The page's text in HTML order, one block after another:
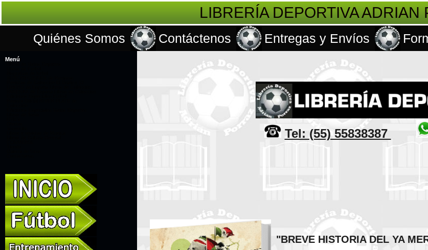
LIBRERÍA DEPORTIVA ADRIAN
Quiénes Somos Contáctenos Entregas y Envíos
Menú
Tel: (55) 55838387
"BREVE HISTORIA DEL YA